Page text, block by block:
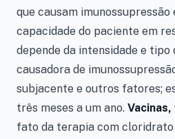
que causam
capacidade do paciente em
depende da intensidade e tipo
causadora de
subjacente e outros fatores;
três meses a um ano. Vacinas,
fato da terapia com